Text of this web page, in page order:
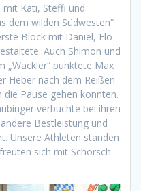
Kati, Steffi und
dem wilden Südwesten“
Block mit Daniel, Flo
Auch Shimon und
„Wackler“ punktete Max
Heber nach dem Reißen
Pause gehen konnten.
verbuchte bei ihren
Bestleistung und
Unsere Athleten standen
sich mit Schorsch